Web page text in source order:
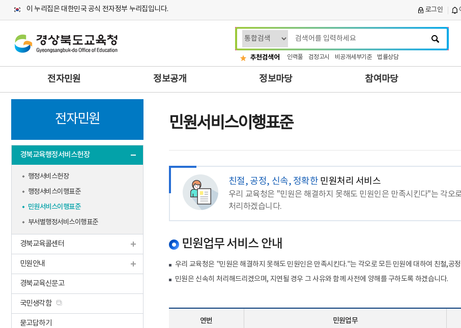
이 누리집은 대한민국 공식 전자정부 누리집입니다. 로그인
검
색
어
입
추천검색어 인력풀 검정고시 비공개세부기준 법률상담
전자민원 정보공개 정보마당 참여마당
전자민원
경북교육행정서비스헌장
행정서비스헌장
행정서비스이행표준
민원서비스이행표준
부서별행정서비스이행표준
경북교육콜센터
민원안내
경북교육신문고
국민생각함
묻고답하기
민원서비스이행표준
친절, 공정, 신속, 정확한 민원처리 서비스
우리 교육청은 "민원은 해결하지 못해도 민원인은 만족시킨다"는 각오
처리하겠습니다.
민원업무 서비스 안내
우리 교육청은 "민원은 해결하지 못해도 민원인은 만족시킨다."는 각오로 모든 민원에 대하여 친철,공
민원은 신속히 처리해드리겠으며, 지연될 경우 그 사유와 함께 사전에 양해를 구하도록 하겠습니다.
연번 민원업무